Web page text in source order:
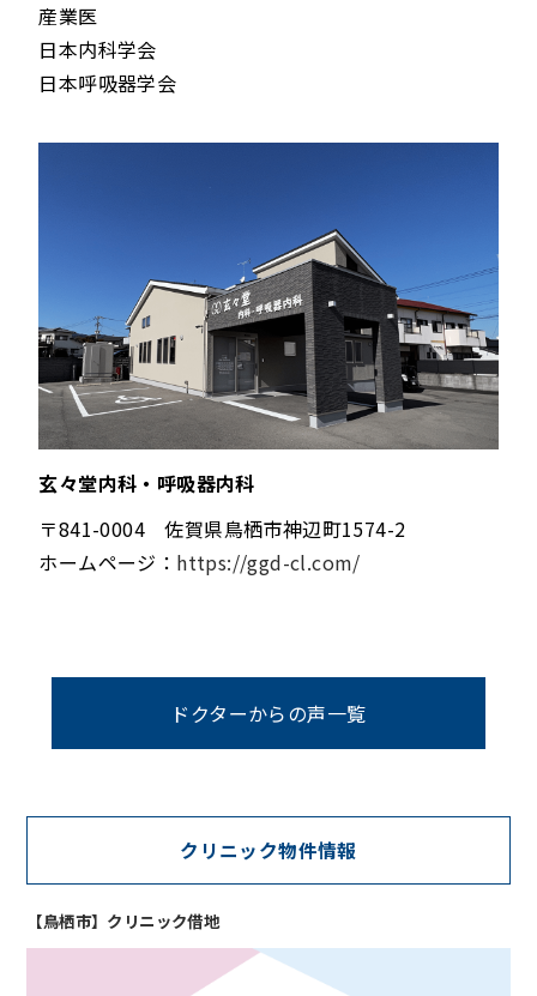
産業医
日本内科学会
日本呼吸器学会
玄々堂内科・呼吸器内科
〒841-0004 佐賀県鳥栖市神辺町1574-2
ホームページ： https://ggd-cl.com/
ドクターからの声一覧
クリニック物件情報
【鳥栖市】クリニック借地